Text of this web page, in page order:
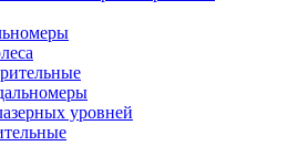
уровней